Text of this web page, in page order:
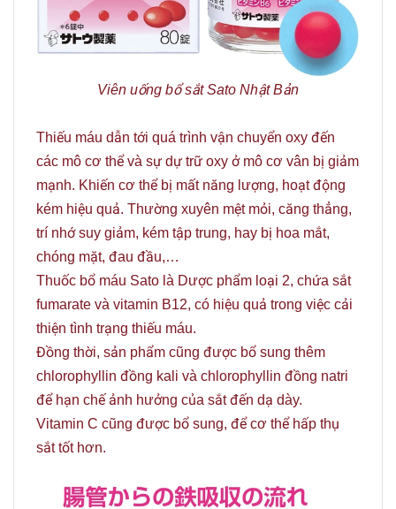
Viên uống bổ sắt Sato Nhật Bản
Thiếu máu dẫn tới quá trình vận chuyển oxy đến
các mô cơ thể và sự dự trữ oxy ở mô cơ vân bị giảm
mạnh. Khiến cơ thể bị mất năng lượng, hoạt động
kém hiệu quả. Thường xuyên mệt mỏi, căng thẳng,
trí nhớ suy giảm, kém tập trung, hay bị hoa mắt,
chóng mặt, đau đầu,…
Thuốc bổ máu Sato là Dược phẩm loại 2, chứa sắt
fumarate và vitamin B12, có hiệu quả trong việc cải
thiện tình trạng thiếu máu.
Đồng thời, sản phẩm cũng được bổ sung thêm
chlorophyllin đồng kali và chlorophyllin đồng natri
để hạn chế ảnh hưởng của sắt đến dạ dày.
Vitamin C cũng được bổ sung, để cơ thể hấp thụ
sắt tốt hơn.